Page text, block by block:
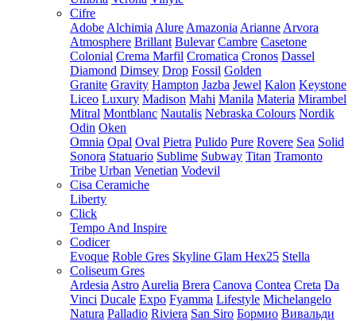
Cifre
Adobe Alchimia Alure Amazonia Arianne Arvora
Atmosphere Brillant Bulevar Cambre Casetone
Colonial Crema Marfil Cromatica Cronos Dassel
Diamond Dimsey Drop Fossil Golden
Granite Gravity Hampton Jazba Jewel Kalon Keystone
Liceo Luxury Madison Mahi Manila Materia Mirambel
Mitral Montblanc Nautalis Nebraska Colours Nordik
Odin Oken
Omnia Opal Oval Pietra Pulido Pure Rovere Sea Solid
Sonora Statuario Sublime Subway Titan Tramonto
Tribe Urban Venetian Vodevil
Cisa Ceramiche
Liberty
Click
Tempo And Inspire
Codicer
Evoque Roble Gres Skyline Glam Hex25 Stella
Coliseum Gres
Ardesia Astro Aurelia Brera Canova Contea Creta Da
Vinci Ducale Expo Fyamma Lifestyle Michelangelo
Natura Palladio Riviera San Siro Бормио Вивальди